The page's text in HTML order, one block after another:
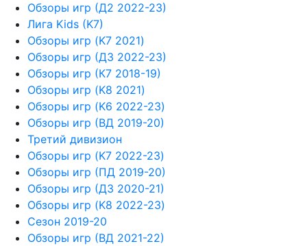
Обзоры игр (Д2 2022-23)
Лига Kids (K7)
Обзоры игр (K7 2021)
Обзоры игр (Д3 2022-23)
Обзоры игр (К7 2018-19)
Обзоры игр (K8 2021)
Обзоры игр (K6 2022-23)
Обзоры игр (ВД 2019-20)
Третий дивизион
Обзоры игр (K7 2022-23)
Обзоры игр (ПД 2019-20)
Обзоры игр (Д3 2020-21)
Обзоры игр (K8 2022-23)
Сезон 2019-20
Обзоры игр (ВД 2021-22)